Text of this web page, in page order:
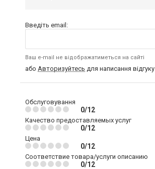
Введіть email:
Ваш e-mail не відображатиметься на сайті
або Авторизуйтесь для написання відгуку
Обслуговування
0/12
Качество предоставляемых услуг
0/12
Цена
0/12
Соответствие товара/услуги описанию
0/12